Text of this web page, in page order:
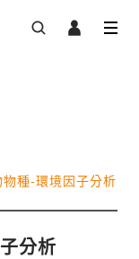
物種-環境因子分析
分析